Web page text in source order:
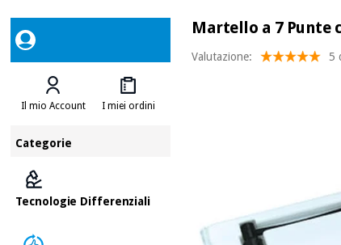
Il mio Account I miei ordini
Categorie
Tecnologie Differenziali
Martello a 7 Punte
Valutazione: 5